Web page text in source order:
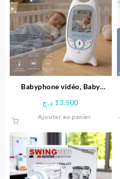
Les
options
peuvent
être
choisies
sur
la
page
Babyphone vidéo, Baby
Caméra Pour Bébé
13.500 د.ج
Ajouter au panier